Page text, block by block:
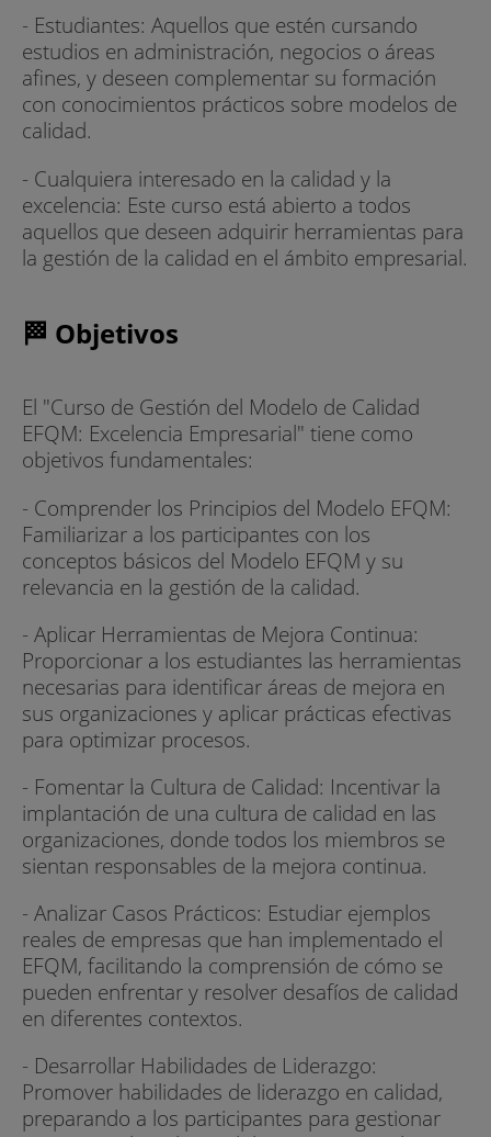
- Estudiantes: Aquellos que estén cursando
estudios en administración, negocios o áreas
afines, y deseen complementar su formación
con conocimientos prácticos sobre modelos de
calidad.
- Cualquiera interesado en la calidad y la
excelencia: Este curso está abierto a todos
aquellos que deseen adquirir herramientas para
la gestión de la calidad en el ámbito empresarial.
🏁 Objetivos
El "Curso de Gestión del Modelo de Calidad
EFQM: Excelencia Empresarial" tiene como
objetivos fundamentales:
- Comprender los Principios del Modelo EFQM:
Familiarizar a los participantes con los
conceptos básicos del Modelo EFQM y su
relevancia en la gestión de la calidad.
- Aplicar Herramientas de Mejora Continua:
Proporcionar a los estudiantes las herramientas
necesarias para identificar áreas de mejora en
sus organizaciones y aplicar prácticas efectivas
para optimizar procesos.
- Fomentar la Cultura de Calidad: Incentivar la
implantación de una cultura de calidad en las
organizaciones, donde todos los miembros se
sientan responsables de la mejora continua.
- Analizar Casos Prácticos: Estudiar ejemplos
reales de empresas que han implementado el
EFQM, facilitando la comprensión de cómo se
pueden enfrentar y resolver desafíos de calidad
en diferentes contextos.
- Desarrollar Habilidades de Liderazgo:
Promover habilidades de liderazgo en calidad,
preparando a los participantes para gestionar